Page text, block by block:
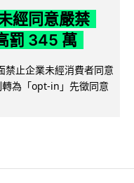
經同意嚴禁
罰 345 萬
禁止企業未經消費者同意
為「opt-in」先徵同意